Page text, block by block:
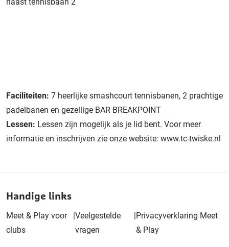
Faciliteiten: 7 heerlijke smashcourt tennisbanen, 2 prachtige
padelbanen en gezellige BAR BREAKPOINT
Lessen: Lessen zijn mogelijk als je lid bent. Voor meer
informatie en inschrijven zie onze website: www.tc-twiske.nl
Handige links
Meet & Play voor
clubs
|Veelgestelde
vragen
|Privacyverklaring Meet
& Play